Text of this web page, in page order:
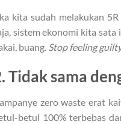
kita sudah melakukan
sistem ekonomi kita
buang. Stop feeling
Tidak sama
zero waste erat
betul 100% terbebas